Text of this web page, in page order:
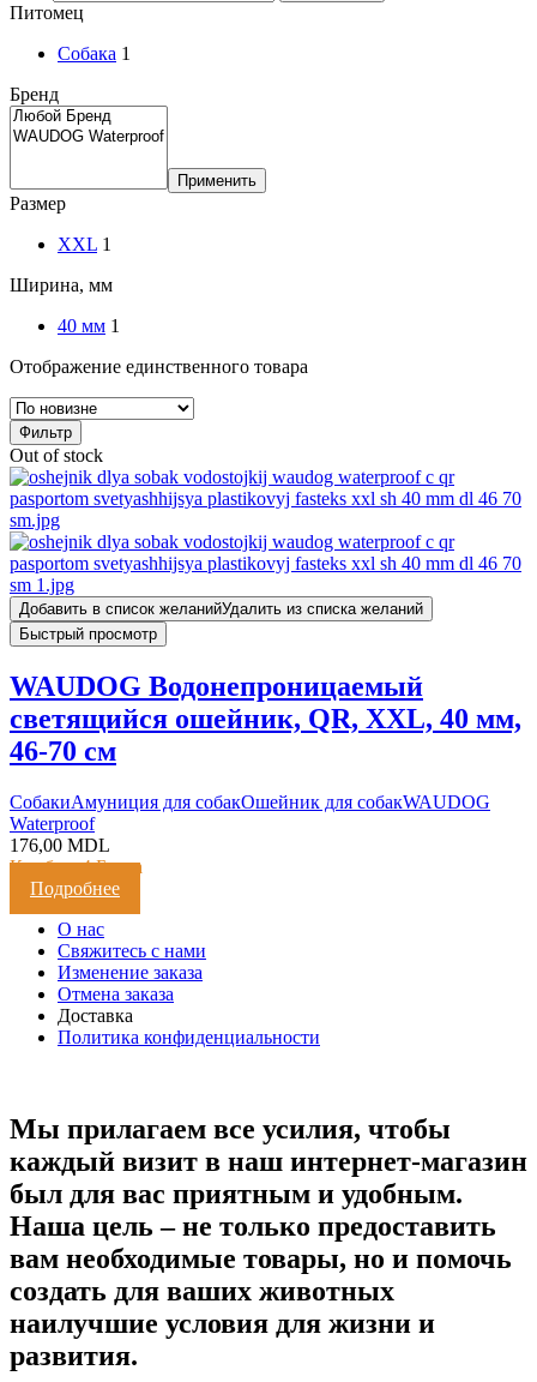
Питомец
Собака 1
Бренд
Применить
Размер
XXL 1
Ширина, мм
40 мм 1
Отображение единственного товара
Фильтр
Out of stock
Добавить в список желанийУдалить из списка желаний
Быстрый просмотр
WAUDOG Водонепроницаемый
светящийся ошейник, QR, XXL, 40 мм,
46-70 см
CобакиАмуниция для собакОшейник для собакWAUDOG
Waterproof
176,00 MDL
Кешбэк:4 Балла
Подробнее
О нас
Свяжитесь с нами
Изменение заказа
Отмена заказа
Доставка
Политика конфиденциальности
Мы прилагаем все усилия, чтобы
каждый визит в наш интернет-магазин
был для вас приятным и удобным.
Наша цель – не только предоставить
вам необходимые товары, но и помочь
создать для ваших животных
наилучшие условия для жизни и
развития.